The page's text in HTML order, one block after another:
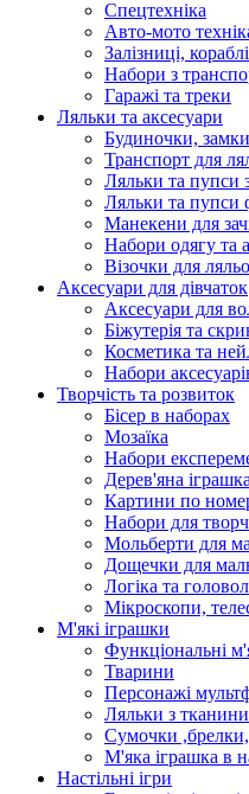
Спецтехніка
Авто-мото
Залізниці,
Набори з
Гаражі та треки
Ляльки та аксесуари
Будиночки,
Транспорт для
Ляльки та пупси
Ляльки та пупси
Манекени для
Набори одягу та
Візочки для
Аксесуари для дівчаток
Аксесуари для
Біжутерія та
Косметика та
Набори
Творчість та розвиток
Бісер в наборах
Мозаїка
Набори
Дерев'яна іграшка
Картини по
Набори для
Мольберти для
Дощечки для
Логіка та
Мікроскопи,
М'які іграшки
Функціональні
Тварини
Персонажі
Ляльки з тканини
Сумочки
М'яка іграшка в
Настільні ігри